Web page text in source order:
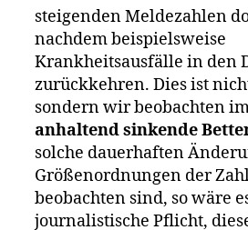
steigenden Meldezahlen
nachdem beispielsweise
Krankheitsausfälle in den
zurückkehren. Dies ist
sondern wir beobachten
anhaltend sinkende
solche dauerhaften
Größenordnungen der
beobachten sind, so wäre
journalistische Pflicht,